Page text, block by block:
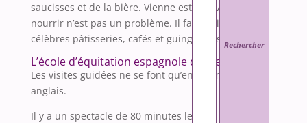
saucisses et de la bière. Vienne est une ville où se
nourrir n’est pas un problème. Il faut visiter ses
célèbres pâtisseries, cafés et guinguettes.
L’école d’équitation espagnole de Vienne.
Les visites guidées ne se font qu’en allemand et en
anglais.
Il y a un spectacle de 80 minutes le vendredi 17 mai